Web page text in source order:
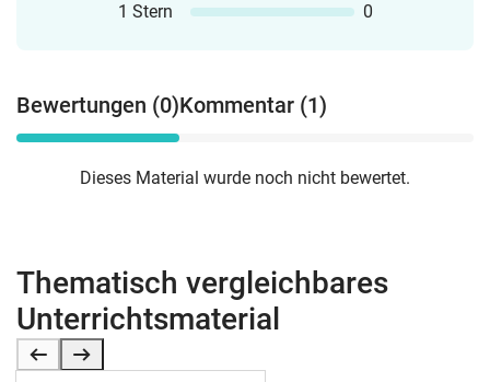
1 Stern
0
Bewertungen (0)Kommentar (1)
Dieses Material wurde noch nicht bewertet.
Thematisch vergleichbares
Unterrichtsmaterial